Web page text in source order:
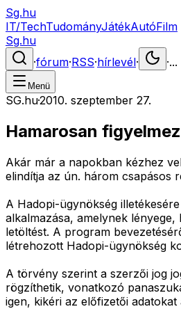
Sg.hu
IT/TechTudományJátékAutóFilm
Sg.hu
·fórum·RSS·hírlevél· ·...
Menü
SG.hu·2010. szeptember 27.
Hamarosan
Akár már a napokban kézhez
elindítja az ún. három csapásos
A Hadopi-ügynökség
alkalmazása, amelynek
letöltést. A program
létrehozott Hadopi-ügynökség
A törvény szerint a szerzői jog
rögzíthetik, vonatkozó
igen, kikéri az előfizetői